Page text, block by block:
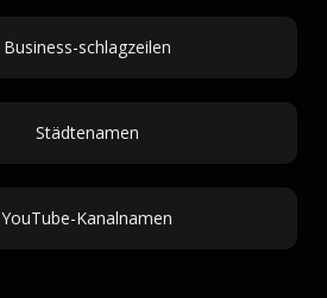
Business-schlagzeilen
Städtenamen
YouTube-Kanalnamen